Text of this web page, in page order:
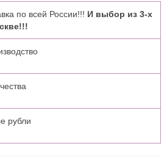
по всей России!!! И выбор из 3-х
рубли